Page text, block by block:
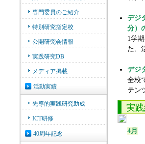
デジ
分）
1学
た、
デジ
全校
テン
実
4月